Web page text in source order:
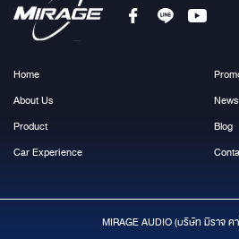
Home
About Us
Product
Car Experience
Blog
MIRAGE AUDIO (บริษัท มีราจ ค